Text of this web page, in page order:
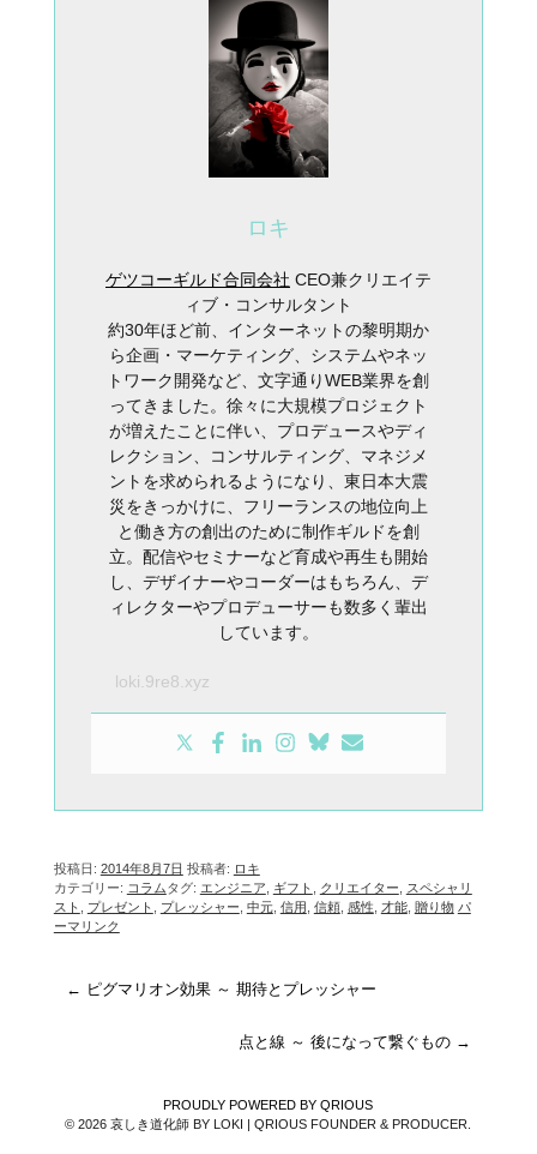
ロキ
ゲツコーギルド合同会社 CEO兼クリエイテ
ィブ・コンサルタント
約30年ほど前、インターネットの黎明期か
ら企画・マーケティング、システムやネッ
トワーク開発など、文字通りWEB業界を創
ってきました。徐々に大規模プロジェクト
が増えたことに伴い、プロデュースやディ
レクション、コンサルティング、マネジメ
ントを求められるようになり、東日本大震
災をきっかけに、フリーランスの地位向上
と働き方の創出のために制作ギルドを創
立。配信やセミナーなど育成や再生も開始
し、デザイナーやコーダーはもちろん、デ
ィレクターやプロデューサーも数多く輩出
しています。
loki.9re8.xyz
投稿日: 2014年8月7日 投稿者: ロキ
カテゴリー: コラムタグ: エンジニア ギフト クリエイター
スペシャリ
スト
プレゼント プレッシャー 中元, 信用 信頼, 感性 才能, 贈り物 パ
ーマリンク
← ピグマリオン効果 ～ 期待とプレッシャー
点と線 ～ 後になって繋ぐもの →
PROUDLY POWERED BY QRIOUS
© 2026 哀しき道化師 BY LOKI | QRIOUS FOUNDER & PRODUCER.